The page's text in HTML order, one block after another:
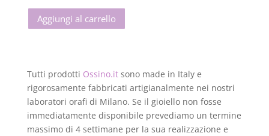
Aggiungi al carrello
Tutti prodotti Ossino.itsono made in Italy e
rigorosamente fabbricati artigianalmente nei nostri
laboratori orafi di Milano. Se il gioiello non fosse
immediatamente disponibile prevediamo un termine
massimo di 4 settimane per la sua realizzazione e